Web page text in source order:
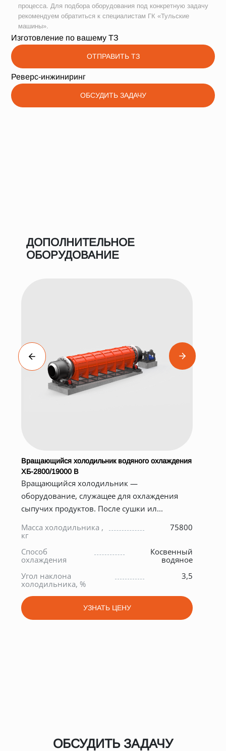
процесса. Для подбора оборудования под конкретную задачу
рекомендуем обратиться к специалистам ГК «Тульские
машины».
Изготовление по вашему ТЗ
ОТПРАВИТЬ ТЗ
Реверс-инжиниринг
ОБСУДИТЬ ЗАДАЧУ
ДОПОЛНИТЕЛЬНОЕ
ОБОРУДОВАНИЕ
Вращающийся холодильник водяного охлаждения
ХБ-2800/19000 В
Вращающийся холодильник —
оборудование, служащее для охлаждения
сыпучих продуктов. После сушки ил...
Масса холодильника ,
кг
75800
Способ
охлаждения
Косвенный
водяное
Угол наклона
холодильника, %
3,5
УЗНАТЬ ЦЕНУ
ОБСУДИТЬ ЗАДАЧУ